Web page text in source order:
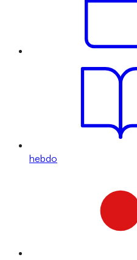
hebdo